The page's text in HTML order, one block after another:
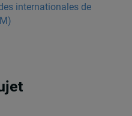
internationales de